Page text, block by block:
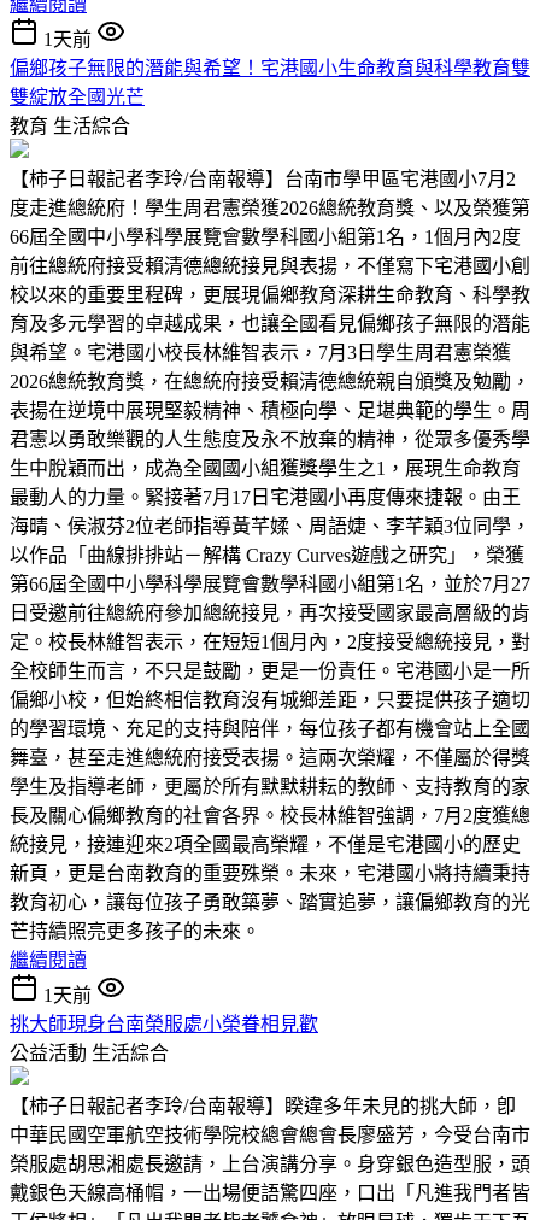
1天前
偏鄉孩子無限的潛能與希望！宅港國小生命教育與科學教育雙
雙綻放全國光芒
教育 生活綜合
【柿子日報記者李玲/台南報導】台南市學甲區宅港國小7月2
度走進總統府！學生周君憲榮獲2026總統教育獎、以及榮獲第
66屆全國中小學科學展覽會數學科國小組第1名，1個月內2度
前往總統府接受賴清德總統接見與表揚，不僅寫下宅港國小創
校以來的重要里程碑，更展現偏鄉教育深耕生命教育、科學教
育及多元學習的卓越成果，也讓全國看見偏鄉孩子無限的潛能
與希望。宅港國小校長林維智表示，7月3日學生周君憲榮獲
2026總統教育獎，在總統府接受賴清德總統親自頒獎及勉勵，
表揚在逆境中展現堅毅精神、積極向學、足堪典範的學生。周
君憲以勇敢樂觀的人生態度及永不放棄的精神，從眾多優秀學
生中脫穎而出，成為全國國小組獲獎學生之1，展現生命教育
最動人的力量。緊接著7月17日宅港國小再度傳來捷報。由王
海晴、侯淑芬2位老師指導黃芊媃、周語婕、李芊穎3位同學，
以作品「曲線排排站－解構 Crazy Curves遊戲之研究」，榮獲
第66屆全國中小學科學展覽會數學科國小組第1名，並於7月27
日受邀前往總統府參加總統接見，再次接受國家最高層級的肯
定。校長林維智表示，在短短1個月內，2度接受總統接見，對
全校師生而言，不只是鼓勵，更是一份責任。宅港國小是一所
偏鄉小校，但始終相信教育沒有城鄉差距，只要提供孩子適切
的學習環境、充足的支持與陪伴，每位孩子都有機會站上全國
舞臺，甚至走進總統府接受表揚。這兩次榮耀，不僅屬於得獎
學生及指導老師，更屬於所有默默耕耘的教師、支持教育的家
長及關心偏鄉教育的社會各界。校長林維智強調，7月2度獲總
統接見，接連迎來2項全國最高榮耀，不僅是宅港國小的歷史
新頁，更是台南教育的重要殊榮。未來，宅港國小將持續秉持
教育初心，讓每位孩子勇敢築夢、踏實追夢，讓偏鄉教育的光
芒持續照亮更多孩子的未來。
繼續閱讀
1天前
挑大師現身台南榮服處小榮眷相見歡
公益活動 生活綜合
【柿子日報記者李玲/台南報導】睽違多年未見的挑大師，卽
中華民國空軍航空技術學院校總會總會長廖盛芳，今受台南市
榮服處胡思湘處長邀請，上台演講分享。身穿銀色造型服，頭
戴銀色天線高桶帽，一出場便語驚四座，口出「凡進我門者皆